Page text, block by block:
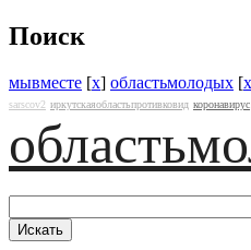
Поиск
мывместе [x] областьмолодых [x
sarscov2 иркутскаяобластьпротивковид коронавирус